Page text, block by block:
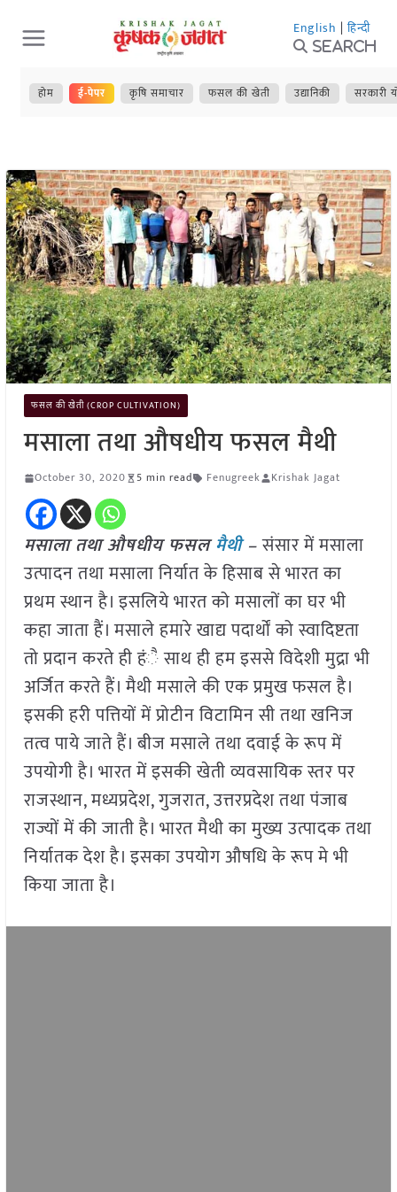
Skip
to
content
English | हिन्दी
Search
होम ई-पेपर कृषि समाचार फसल की खेती उद्यानिकी सरकारी
फसल की खेती (CROP CULTIVATION)
मसाला तथा औषधीय फसल मैथी
October 30, 2020 5 min read Fenugreek Krishak Jagat
मसाला तथा औषधीय फसलमैथी–संसार में मसाला
उत्पादन तथा मसाला निर्यात के हिसाब से भारत का
प्रथम स्थान है। इसलिये भारत को मसालों का घर भी
कहा जाता हैं। मसाले हमारे खाद्य पदार्थों को स्वादिष्टता
तो प्रदान करते ही हंै साथ ही हम इससे विदेशी मुद्रा भी
अर्जित करते हैं। मैथी मसाले की एक प्रमुख फसल है।
इसकी हरी पत्तियों में प्रोटीन विटामिन सी तथा खनिज
तत्व पाये जाते हैं। बीज मसाले तथा दवाई के रूप में
उपयोगी है। भारत में इसकी खेती व्यवसायिक स्तर पर
राजस्थान, मध्यप्रदेश, गुजरात, उत्तरप्रदेश तथा पंजाब
राज्यों में की जाती है। भारत मैथी का मुख्य उत्पादक तथा
निर्यातक देश है। इसका उपयोग औषधि के रूप मे भी
किया जाता है।